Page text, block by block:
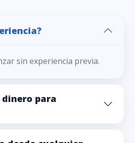
sin experiencia previa.
para